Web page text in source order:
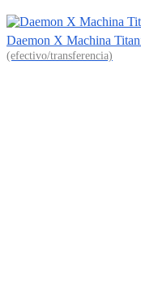
Daemon X Machina